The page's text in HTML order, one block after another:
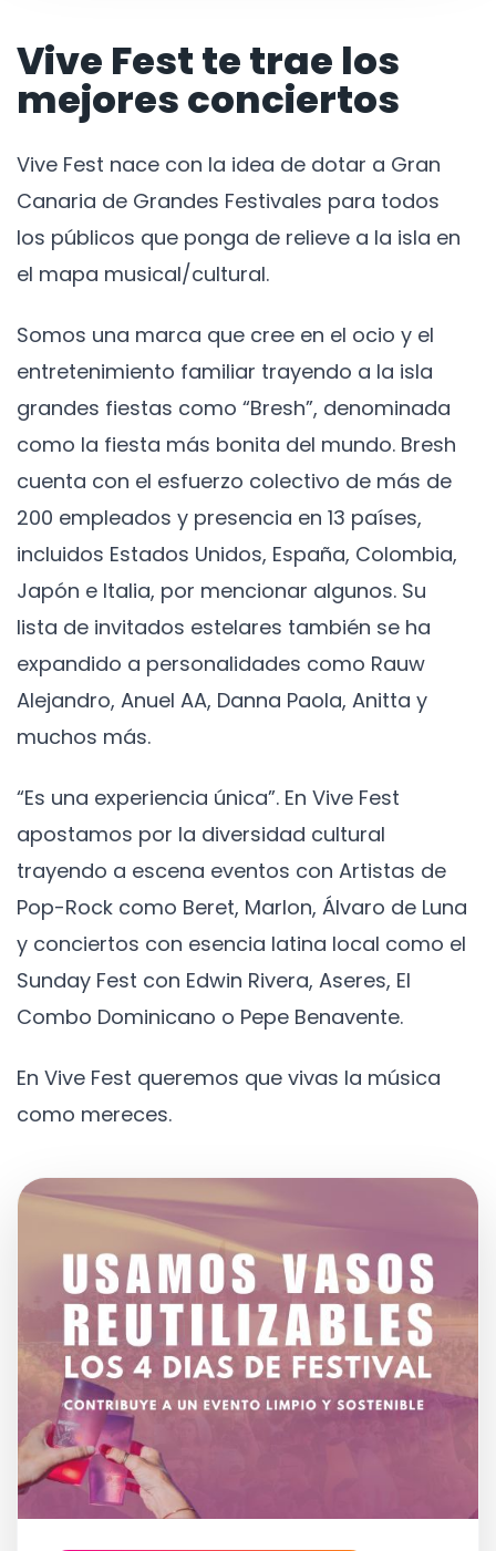
Vive Fest te trae los
mejores conciertos
Vive Fest nace con la idea de dotar a Gran
Canaria de Grandes Festivales para todos
los públicos que ponga de relieve a la isla en
el mapa musical/cultural.
Somos una marca que cree en el ocio y el
entretenimiento familiar trayendo a la isla
grandes fiestas como “Bresh”, denominada
como la fiesta más bonita del mundo. Bresh
cuenta con el esfuerzo colectivo de más de
200 empleados y presencia en 13 países,
incluidos Estados Unidos, España, Colombia,
Japón e Italia, por mencionar algunos. Su
lista de invitados estelares también se ha
expandido a personalidades como Rauw
Alejandro, Anuel AA, Danna Paola, Anitta y
muchos más.
“Es una experiencia única”. En Vive Fest
apostamos por la diversidad cultural
trayendo a escena eventos con Artistas de
Pop-Rock como Beret, Marlon, Álvaro de Luna
y conciertos con esencia latina local como el
Sunday Fest con Edwin Rivera, Aseres, El
Combo Dominicano o Pepe Benavente.
En Vive Fest queremos que vivas la música
como mereces.